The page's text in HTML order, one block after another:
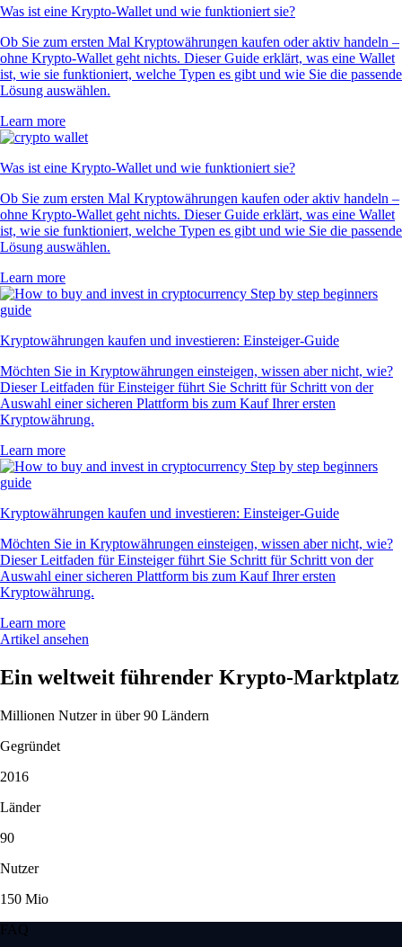
Was ist eine Krypto-Wallet und wie funktioniert sie?
Ob Sie zum ersten Mal Kryptowährungen kaufen oder aktiv handeln –
ohne Krypto-Wallet geht nichts. Dieser Guide erklärt, was eine Wallet
ist, wie sie funktioniert, welche Typen es gibt und wie Sie die passende
Lösung auswählen.
Learn more
Was ist eine Krypto-Wallet und wie funktioniert sie?
Ob Sie zum ersten Mal Kryptowährungen kaufen oder aktiv handeln –
ohne Krypto-Wallet geht nichts. Dieser Guide erklärt, was eine Wallet
ist, wie sie funktioniert, welche Typen es gibt und wie Sie die passende
Lösung auswählen.
Learn more
Kryptowährungen kaufen und investieren: Einsteiger-Guide
Möchten Sie in Kryptowährungen einsteigen, wissen aber nicht, wie?
Dieser Leitfaden für Einsteiger führt Sie Schritt für Schritt von der
Auswahl einer sicheren Plattform bis zum Kauf Ihrer ersten
Kryptowährung.
Learn more
Kryptowährungen kaufen und investieren: Einsteiger-Guide
Möchten Sie in Kryptowährungen einsteigen, wissen aber nicht, wie?
Dieser Leitfaden für Einsteiger führt Sie Schritt für Schritt von der
Auswahl einer sicheren Plattform bis zum Kauf Ihrer ersten
Kryptowährung.
Learn more
Artikel ansehen
Ein weltweit führender Krypto-Marktplatz
Millionen Nutzer in über 90 Ländern
Gegründet
2016
Länder
90
Nutzer
150 Mio
FAQ